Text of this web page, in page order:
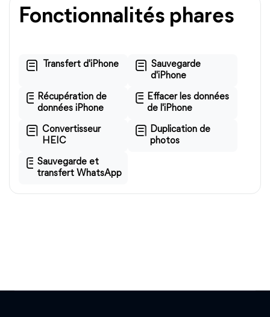
Fonctionnalités phares
Transfert d'iPhone
Sauvegarde
d'iPhone
Récupération de
données iPhone
Effacer les données
de l'iPhone
Convertisseur
HEIC
Duplication de
photos
Sauvegarde et
transfert WhatsApp